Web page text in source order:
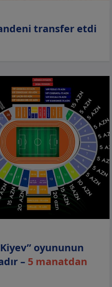
transfer etdi
oyununun
– 5 manatdan